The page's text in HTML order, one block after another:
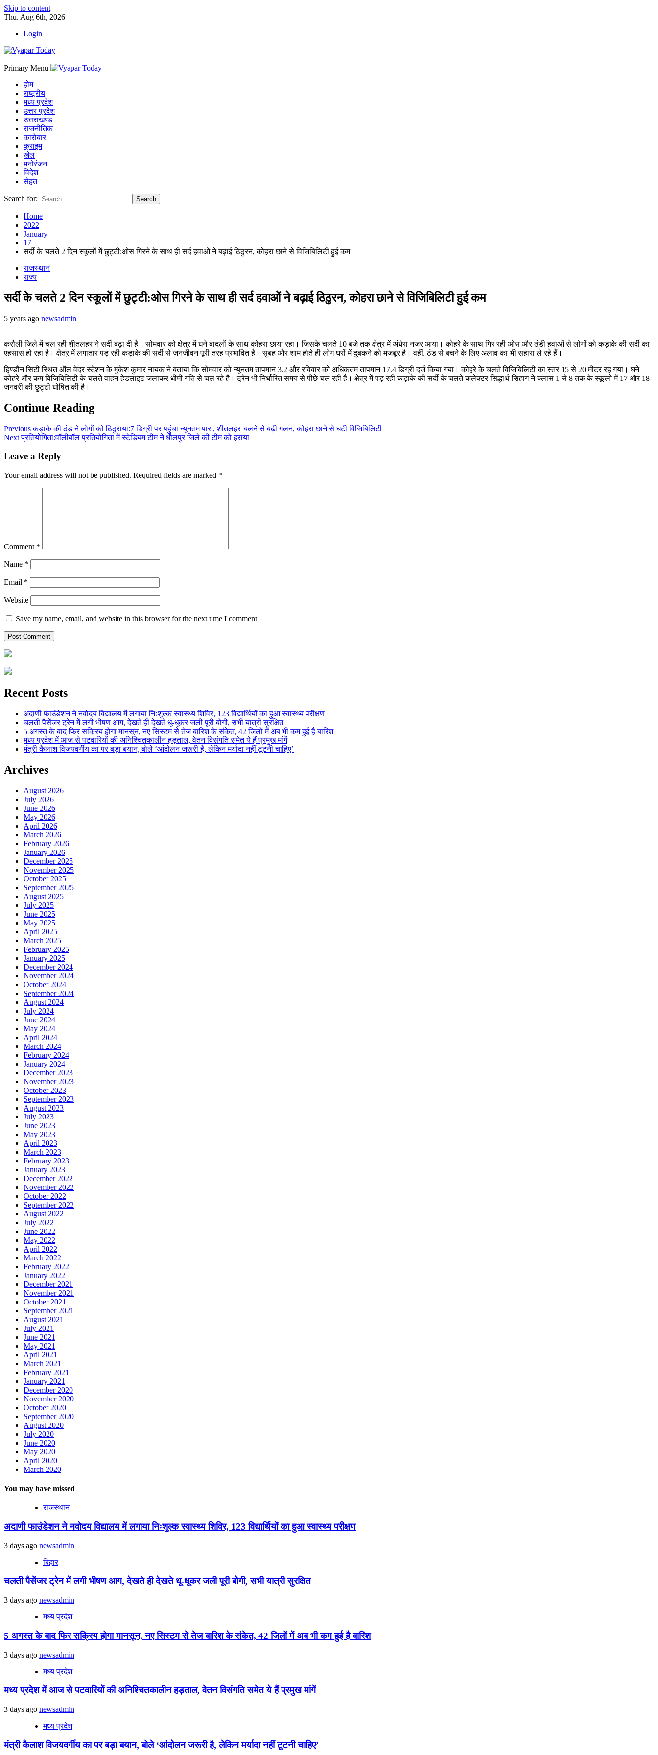
Skip to content
Thu. Aug 6th, 2026
Login
Primary Menu
होम
राष्ट्रीय
मध्य प्रदेश
उत्तर प्रदेश
उत्तराखण्ड
राजनीतिक
कारोबार
क्राइम
खेल
मनोरंजन
विदेश
सेहत
Search for:
Home
2022
January
17
सर्दी के चलते 2 दिन स्कूलों में छुट्टी:ओस गिरने के साथ ही सर्द हवाओं ने बढ़ाई ठिठुरन, कोहरा छाने से विजिबिलिटी हुई कम
राजस्थान
राज्य
सर्दी के चलते 2 दिन स्कूलों में छुट्टी:ओस गिरने के साथ ही सर्द हवाओं ने बढ़ाई ठिठुरन, कोहरा छाने से विजिबिलिटी हुई कम
5 years ago newsadmin
करौली जिले में चल रही शीतलहर ने सर्दी बढ़ा दी है। सोमवार को क्षेत्र में घने बादलों के साथ कोहरा छाया रहा। जिसके चलते 10 बजे तक क्षेत्र में अंधेरा नजर आया। कोहरे के साथ गिर रही ओस और ठंडी हवाओं से लोगों को कड़ाके की सर्दी का
एहसास हो रहा है। क्षेत्र में लगातार पड़ रही कड़ाके की सर्दी से जनजीवन पूरी तरह प्रभावित है। सुबह और शाम होते ही लोग घरों में दुबकने को मजबूर है। वहीं, ठंड से बचने के लिए अलाव का भी सहारा ले रहे हैं।
हिण्डौन सिटी स्थित ऑल वेदर स्टेशन के मुकेश कुमार नायक ने बताया कि सोमवार को न्यूनतम तापमान 3.2 और रविवार को अधिकतम तापमान 17.4 डिग्री दर्ज किया गया। कोहरे के चलते विजिबिलिटी का स्तर 15 से 20 मीटर रह गया। घने
कोहरे और कम विजिबिलिटी के चलते वाहन हेडलाइट जलाकर धीमी गति से चल रहे है। ट्रेन भी निर्धारित समय से पीछे चल रही है। क्षेत्र में पड़ रही कड़ाके की सर्दी के चलते कलेक्टर सिद्धार्थ सिहाग ने क्लास 1 से 8 तक के स्कूलों में 17 और 18
जनवरी की छुट्टी घोषित की है।
Continue Reading
Previousकड़ाके की ठंड ने लोगों को ठिठुराया:7 डिग्री पर पहुंचा न्यूनतम पारा, शीतलहर चलने से बढ़ी गलन, कोहरा छाने से घटी विजिबिलिटी
Nextप्रतियोगिता:वॉलीबॉल प्रतियोगिता में स्टेडियम टीम ने धौलपुर जिले की टीम को हराया
Leave a Reply
Your email address will not be published. Required fields are marked *
Comment *
Name *
Email *
Website
Save my name, email, and website in this browser for the next time I comment.
Recent Posts
अदाणी फाउंडेशन ने नवोदय विद्यालय में लगाया निःशुल्क स्वास्थ्य शिविर, 123 विद्यार्थियों का हुआ स्वास्थ्य परीक्षण
चलती पैसेंजर ट्रेन में लगी भीषण आग, देखते ही देखते धू-धूकर जली पूरी बोगी, सभी यात्री सुरक्षित
5 अगस्त के बाद फिर सक्रिय होगा मानसून, नए सिस्टम से तेज बारिश के संकेत, 42 जिलों में अब भी कम हुई है बारिश
मध्य प्रदेश में आज से पटवारियों की अनिश्चितकालीन हड़ताल, वेतन विसंगति समेत ये हैं प्रमुख मांगें
मंत्री कैलाश विजयवर्गीय का पर बड़ा बयान, बोले ‘आंदोलन जरूरी है, लेकिन मर्यादा नहीं टूटनी चाहिए’
Archives
August 2026
July 2026
June 2026
May 2026
April 2026
March 2026
February 2026
January 2026
December 2025
November 2025
October 2025
September 2025
August 2025
July 2025
June 2025
May 2025
April 2025
March 2025
February 2025
January 2025
December 2024
November 2024
October 2024
September 2024
August 2024
July 2024
June 2024
May 2024
April 2024
March 2024
February 2024
January 2024
December 2023
November 2023
October 2023
September 2023
August 2023
July 2023
June 2023
May 2023
April 2023
March 2023
February 2023
January 2023
December 2022
November 2022
October 2022
September 2022
August 2022
July 2022
June 2022
May 2022
April 2022
March 2022
February 2022
January 2022
December 2021
November 2021
October 2021
September 2021
August 2021
July 2021
June 2021
May 2021
April 2021
March 2021
February 2021
January 2021
December 2020
November 2020
October 2020
September 2020
August 2020
July 2020
June 2020
May 2020
April 2020
March 2020
You may have missed
राजस्थान
अदाणी फाउंडेशन ने नवोदय विद्यालय में लगाया निःशुल्क स्वास्थ्य शिविर, 123 विद्यार्थियों का हुआ स्वास्थ्य परीक्षण
3 days ago newsadmin
बिहार
चलती पैसेंजर ट्रेन में लगी भीषण आग, देखते ही देखते धू-धूकर जली पूरी बोगी, सभी यात्री सुरक्षित
3 days ago newsadmin
मध्य प्रदेश
5 अगस्त के बाद फिर सक्रिय होगा मानसून, नए सिस्टम से तेज बारिश के संकेत, 42 जिलों में अब भी कम हुई है बारिश
3 days ago newsadmin
मध्य प्रदेश
मध्य प्रदेश में आज से पटवारियों की अनिश्चितकालीन हड़ताल, वेतन विसंगति समेत ये हैं प्रमुख मांगें
3 days ago newsadmin
मध्य प्रदेश
मंत्री कैलाश विजयवर्गीय का पर बड़ा बयान, बोले ‘आंदोलन जरूरी है, लेकिन मर्यादा नहीं टूटनी चाहिए’